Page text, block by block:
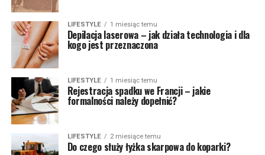
LIFESTYLE 1 miesiąc temu
Depilacja laserowa – jak działa technologia i dla
kogo jest przeznaczona
LIFESTYLE 1 miesiąc temu
Rejestracja spadku we Francji – jakie
formalności należy dopełnić?
LIFESTYLE 2 miesiące temu
Do czego służy łyżka skarpowa do koparki?